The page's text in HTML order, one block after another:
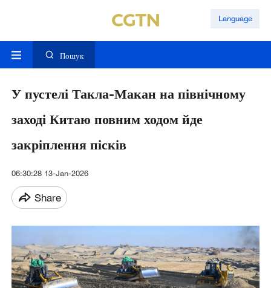
Language
Пошук
У пустелі Такла-Макан на північному
заході Китаю повним ходом йде
закріплення пісків
06:30:28 13-Jan-2026
Share